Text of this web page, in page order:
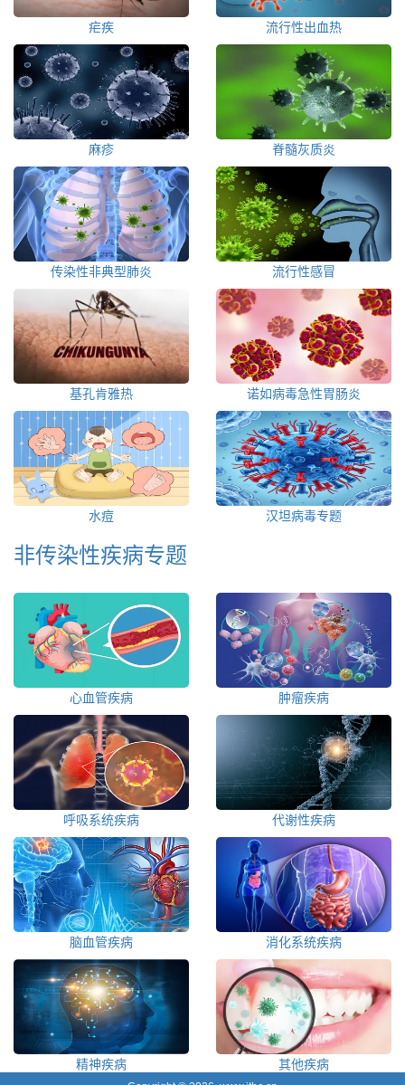
疟疾 流行性出血热
麻疹 脊髓灰质炎
传染性非典型肺炎 流行性感冒
基孔肯雅热 诺如病毒急性胃肠炎
水痘 汉坦病毒专题
非传染性疾病专题
心血管疾病 肿瘤疾病
呼吸系统疾病 代谢性疾病
脑血管疾病 消化系统疾病
精神疾病 其他疾病